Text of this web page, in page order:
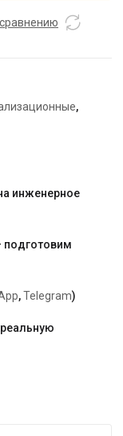
,
инженерное
подготовим
,Telegram)